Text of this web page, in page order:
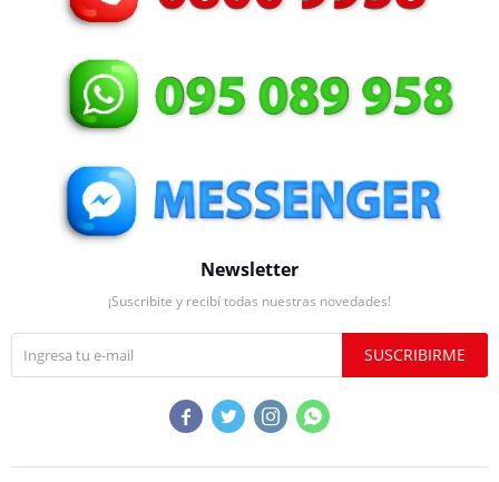
Newsletter
¡Suscribite y recibí todas nuestras novedades!
SUSCRIBIRME
   